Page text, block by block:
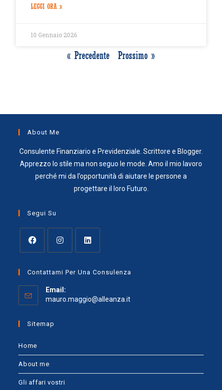
LEGGI ORA »
10 Gennaio 2026
« Precedente Prossimo »
About Me
Consulente Finanziario e Previdenziale. Scrittore e Blogger.
Apprezzo lo stile ma non seguo le mode. Amo il mio lavoro
perché mi da l’opportunità di aiutare le persone a
progettare il loro Futuro.
Segui Su
Contattami Per Una Consulenza
Email:
mauro.maggio@alleanza.it
Sitemap
Home
About me
Gli affari vostri